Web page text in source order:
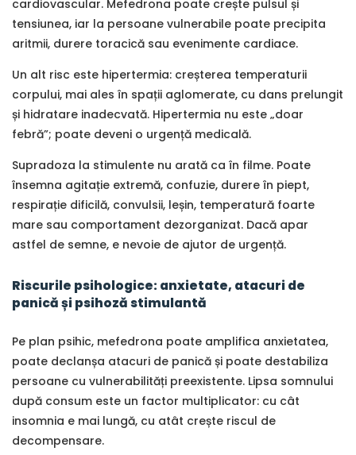
cardiovascular. Mefedrona poate crește pulsul și
tensiunea, iar la persoane vulnerabile poate precipita
aritmii, durere toracică sau evenimente cardiace.
Un alt risc este hipertermia: creșterea temperaturii
corpului, mai ales în spații aglomerate, cu dans prelungit
și hidratare inadecvată. Hipertermia nu este „doar
febră”; poate deveni o urgență medicală.
Supradoza la stimulente nu arată ca în filme. Poate
însemna agitație extremă, confuzie, durere în piept,
respirație dificilă, convulsii, leșin, temperatură foarte
mare sau comportament dezorganizat. Dacă apar
astfel de semne, e nevoie de ajutor de urgență.
Riscurile psihologice: anxietate, atacuri de
panică și psihoză stimulantă
Pe plan psihic, mefedrona poate amplifica anxietatea,
poate declanșa atacuri de panică și poate destabiliza
persoane cu vulnerabilități preexistente. Lipsa somnului
după consum este un factor multiplicator: cu cât
insomnia e mai lungă, cu atât crește riscul de
decompensare.